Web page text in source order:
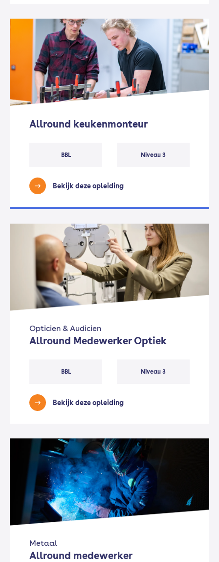
Allround keukenmonteur
BBL Niveau 3
Bekijk deze opleiding
Opticien & Audicien
Allround Medewerker Optiek
BBL Niveau 3
Bekijk deze opleiding
Metaal
Allround medewerker